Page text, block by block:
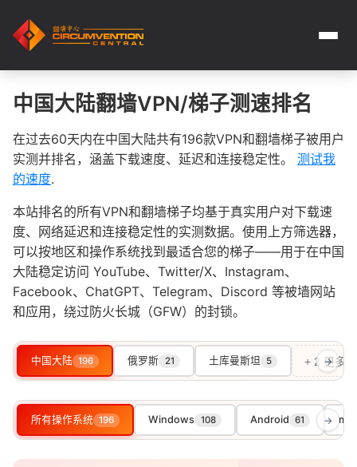
中国大陆翻墙VPN/梯子测速排名
在过去60天内在中国大陆共有196款VPN和翻墙梯子被用户
实测并排名，涵盖下载速度、延迟和连接稳定性。 测试我
的速度.
本站排名的所有VPN和翻墙梯子均基于真实用户对下载速
度、网络延迟和连接稳定性的实测数据。使用上方筛选器，
可以按地区和操作系统找到最适合您的梯子——用于在中国
大陆稳定访问 YouTube、Twitter/X、Instagram、
Facebook、ChatGPT、Telegram、Discord 等被墙网站
和应用，绕过防火长城（GFW）的封锁。
中国大陆 196 俄罗斯 21 土库曼斯坦 5 + 2 更多
→
所有操作系统 196 Windows 108 Android 61 →